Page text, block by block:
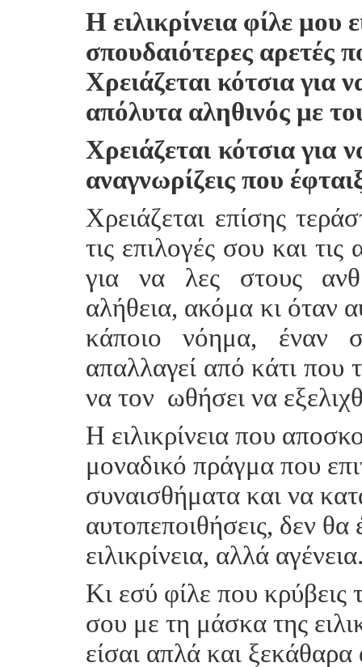
Η ειλικρίνεια φίλε μου
σπουδαιότερες αρετές
Χρειάζεται κότσια για
απόλυτα αληθινός με
Χρειάζεται κότσια για
αναγνωρίζεις που
Χρειάζεται επίσης
τις επιλογές σου και
για να λες στους
αλήθεια, ακόμα κι όταν
κάποιο νόημα, έναν
απαλλαγεί από κάτι που
να τον ωθήσει να
Η ειλικρίνεια που
μοναδικό πράγμα που
συναισθήματα και να
αυτοπεποιθήσεις, δεν
ειλικρίνεια, αλλά
Κι εσύ φίλε που κρύβεις
σου με τη μάσκα της
είσαι απλά και